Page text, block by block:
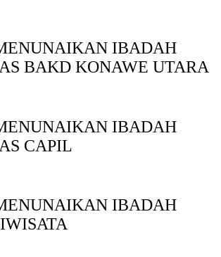
IBADAH
BAKD KONAWE UTARA
IBADAH
CAPIL
IBADAH